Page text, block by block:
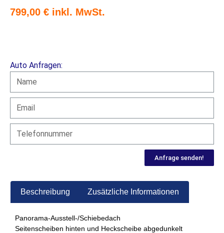
799,00 €
Auto Anfragen:
Anfrage senden!
Beschreibung Zusätzliche Informationen
Panorama-Ausstell-/Schiebedach
Seitenscheiben hinten und Heckscheibe abgedunkelt